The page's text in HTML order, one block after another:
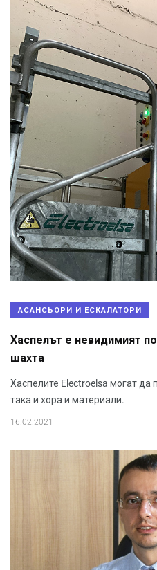
АСАНСЬОРИ И ЕСКАЛАТОРИ
Хаспелът е невидимият
шахта
Хаспелите Electroelsa могат да
така и хора и материали.
16.02.2021